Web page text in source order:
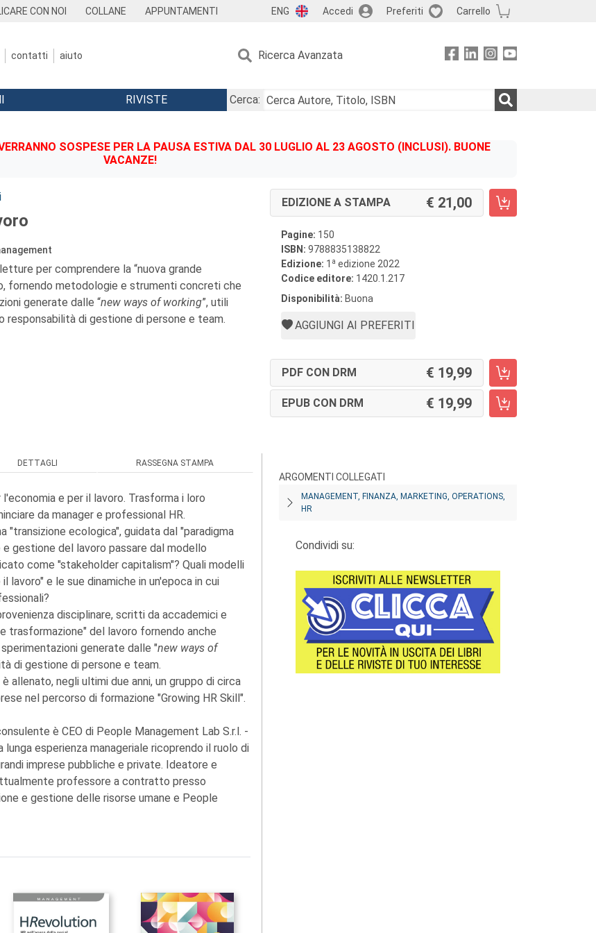
CON NOI COLLANE APPUNTAMENTI ENG Accedi Preferiti Carrello
contatti aiuto Ricerca Avanzata
RIVISTE
Cerca:
SOSPESE PER LA PAUSA ESTIVA DAL 30 LUGLIO AL 23 AGOSTO (INCLUSI). BUONE
VACANZE!
per comprendere la “nuova grande
fornendo metodologie e strumenti concreti che
generate dalle “new ways of working”, utili
responsabilità di gestione di persone e team.
EDIZIONE A STAMPA 21,00
Pagine: 150
ISBN: 9788835138822
Edizione: 1 a edizione 2022
Codice editore: 1420.1.217
Disponibilità: Buona
AGGIUNGI AI PREFERITI
PDF CON DRM 19,99
EPUB CON DRM 19,99
DETTAGLI RASSEGNA STAMPA
e per il lavoro. Trasforma i loro
da manager e professional HR.
"transizione ecologica", guidata dal "paradigma
gestione del lavoro passare dal modello
come "stakeholder capitalism"? Quali modelli
lavoro" e le sue dinamiche in un'epoca in cui
disciplinare, scritti da accademici e
trasformazione" del lavoro fornendo anche
generate dalle "new ways of
di gestione di persone e team.
allenato, negli ultimi due anni, un gruppo di circa
nel percorso di formazione "Growing HR Skill".
è CEO di People Management Lab S.r.l. -
esperienza manageriale ricoprendo il ruolo di
imprese pubbliche e private. Ideatore e
professore a contratto presso
e gestione delle risorse umane e People
ARGOMENTI COLLEGATI
MANAGEMENT, FINANZA, MARKETING, OPERATIONS,
HR
Condividi su: